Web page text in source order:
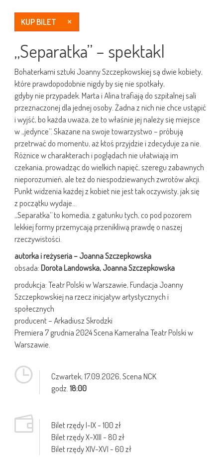
KUP BILET
„Separatka” – spektakl
Bohaterkami sztuki Joanny Szczepkowskiej są dwie kobiety,
które prawdopodobnie nigdy by się nie spotkały,
gdyby nie przypadek. Marta i Alina trafiają do szpitalnej sali
przeznaczonej dla jednej osoby. Żadna z nich nie chce ustąpić
i wyjść, bo każda uważa, że to właśnie jej należy się miejsce
w „jedynce”. Skazane na swoje towarzystwo – próbują
przetrwać do momentu, aż ktoś przyjdzie i zdecyduje za nie.
Różnice w charakterach i poglądach nie ułatwiają im
czekania, prowadząc do wielkich napięć, szeregu zabawnych
nieporozumień, ale też do niespodziewanych zwrotów akcji.
Punkt widzenia każdej z kobiet nie jest tak oczywisty, jak się
z początku wydaje…
„Separatka” to komedia, z gatunku tych, co pod pozorem
lekkiej formy przemycają przenikliwą prawdę o naszej
rzeczywistości.
autorka i reżyseria – Joanna Szczepkowska
obsada:Dorota Landowska, Joanna Szczepkowska
produkcja: Teatr Polski w Warszawie, Fundacja Joanny
Szczepkowskiej na rzecz inicjatyw artystycznych i
społecznych
producent – Arkadiusz Skrodzki
Premiera 7 grudnia 2024 Scena Kameralna Teatr Polski w
Warszawie.
Czwartek,17.09.2026, Scena NCK
godz. 18:00
Bilet rzędy I-IX - 100 zł
Bilet rzędy X-XIII - 80 zł
Bilet rzędy XIV-XVI - 60 zł